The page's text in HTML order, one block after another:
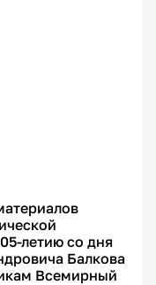
летию со дня
Балкова
Всемирный